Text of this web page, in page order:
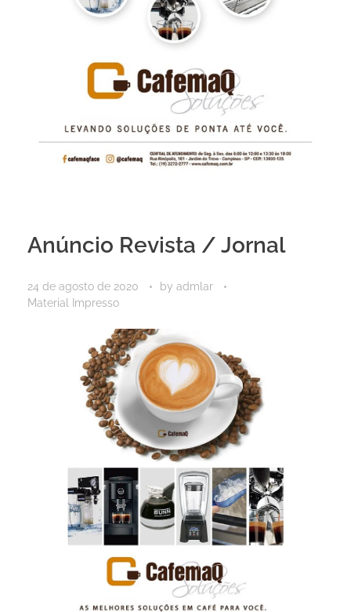
Anúncio Revista / Jornal
24 de agosto de 2020 by admlar
Material Impresso